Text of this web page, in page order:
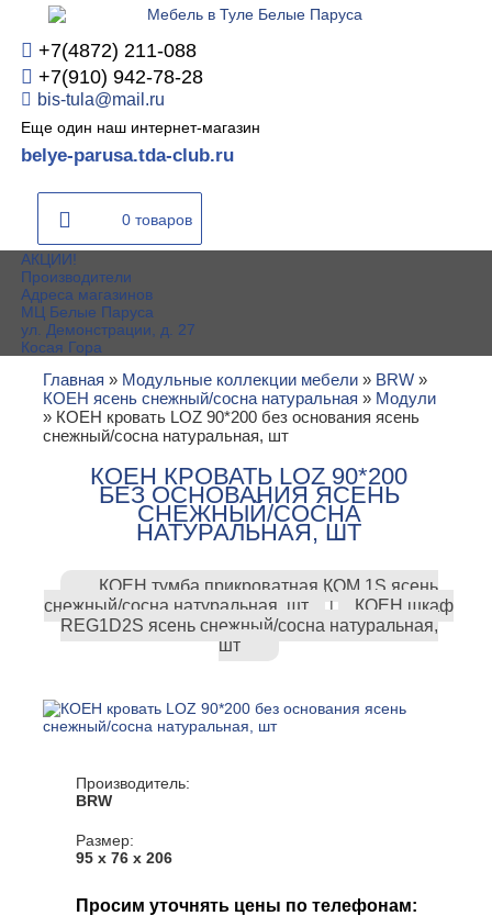
+7(4872) 211-088
+7(910) 942-78-28
bis-tula@mail.ru
Еще один наш интернет-магазин
belye-parusa.tda-club.ru
0 товаров
АКЦИИ!
Производители
Адреса магазинов
МЦ Белые Паруса
ул. Демонстрации, д. 27
Косая Гора
Главная » Модульные коллекции мебели » BRW »
КОЕН ясень снежный/сосна натуральная » Модули
» КОЕН кровать LOZ 90*200 без основания ясень
снежный/сосна натуральная, шт
КОЕН КРОВАТЬ LOZ 90*200
БЕЗ ОСНОВАНИЯ ЯСЕНЬ
СНЕЖНЫЙ/СОСНА
НАТУРАЛЬНАЯ, ШТ
КОЕН тумба прикроватная КОМ 1S ясень
снежный/сосна натуральная, шт
|
КОЕН шкаф
REG1D2S ясень снежный/сосна натуральная,
шт
Производитель:
BRW
Размер:
95 х 76 х 206
Просим уточнять цены по телефонам: